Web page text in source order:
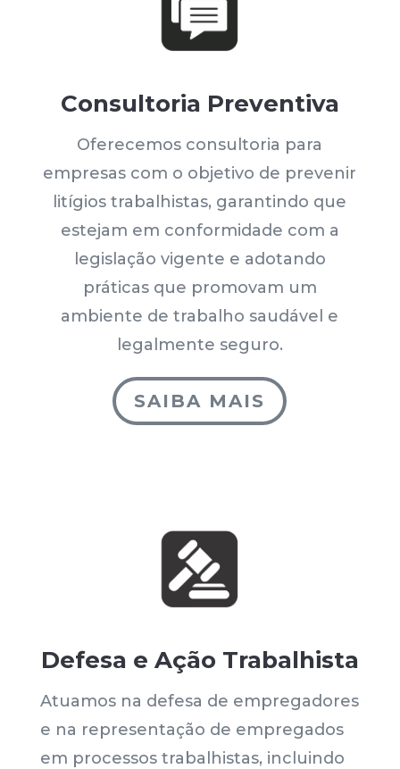
Consultoria Preventiva
Oferecemos consultoria para
empresas com o objetivo de prevenir
litígios trabalhistas, garantindo que
estejam em conformidade com a
legislação vigente e adotando
práticas que promovam um
ambiente de trabalho saudável e
legalmente seguro.
SAIBA MAIS
Defesa e Ação Trabalhista
Atuamos na defesa de empregadores
e na representação de empregados
em processos trabalhistas, incluindo